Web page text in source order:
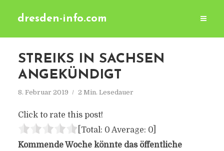
dresden-info.com
STREIKS IN SACHSEN
ANGEKÜNDIGT
8. Februar 2019 2 Min. Lesedauer
Click to rate this post!
[Total: 0 Average: 0]
Kommende Woche könnte das öffentliche